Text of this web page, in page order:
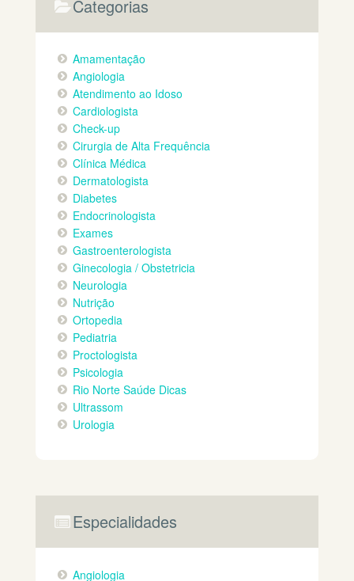
Categorias
Amamentação
Angiologia
Atendimento ao Idoso
Cardiologista
Check-up
Cirurgia de Alta Frequência
Clínica Médica
Dermatologista
Diabetes
Endocrinologista
Exames
Gastroenterologista
Ginecologia / Obstetricia
Neurologia
Nutrição
Ortopedia
Pediatria
Proctologista
Psicologia
Rio Norte Saúde Dicas
Ultrassom
Urologia
Especialidades
Angiologia